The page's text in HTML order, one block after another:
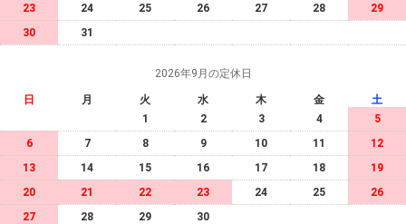
23
24 25 26 27 28
29
30
31
2026年9月の定休日
日 月 火 水 木 金
土
1
2 3 4
5
6
7 8 9 10 11
12
13
14 15 16 17 18
19
20
21 22 23 24 25
26
27
28 29 30